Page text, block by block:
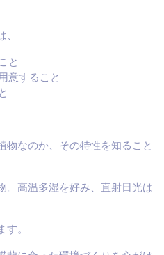
と
意すること
物なのか、その特性を知ること
。高温多湿を好み、直射日光は
。